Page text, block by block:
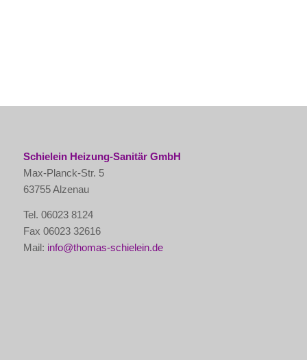
Schielein Heizung-Sanitär GmbH
Max-Planck-Str. 5
63755 Alzenau
Tel. 06023 8124
Fax 06023 32616
Mail: info@thomas-schielein.de